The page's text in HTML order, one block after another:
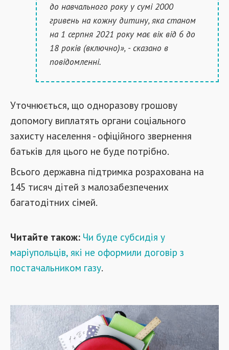
до навчального року у сумі 2000
гривень на кожну дитину, яка станом
на 1 серпня 2021 року має вік від 6 до
18 років (включно)», - сказано в
повідомленні.
Уточнюється, що одноразову грошову
допомогу виплатять органи соціального
захисту населення - офіційного звернення
батьків для цього не буде потрібно.
Всього державна підтримка розрахована на
145 тисяч дітей з малозабезпечених
багатодітних сімей.
Читайте також: Чи буде субсидія у
маріупольців, які не оформили договір з
постачальником газу.